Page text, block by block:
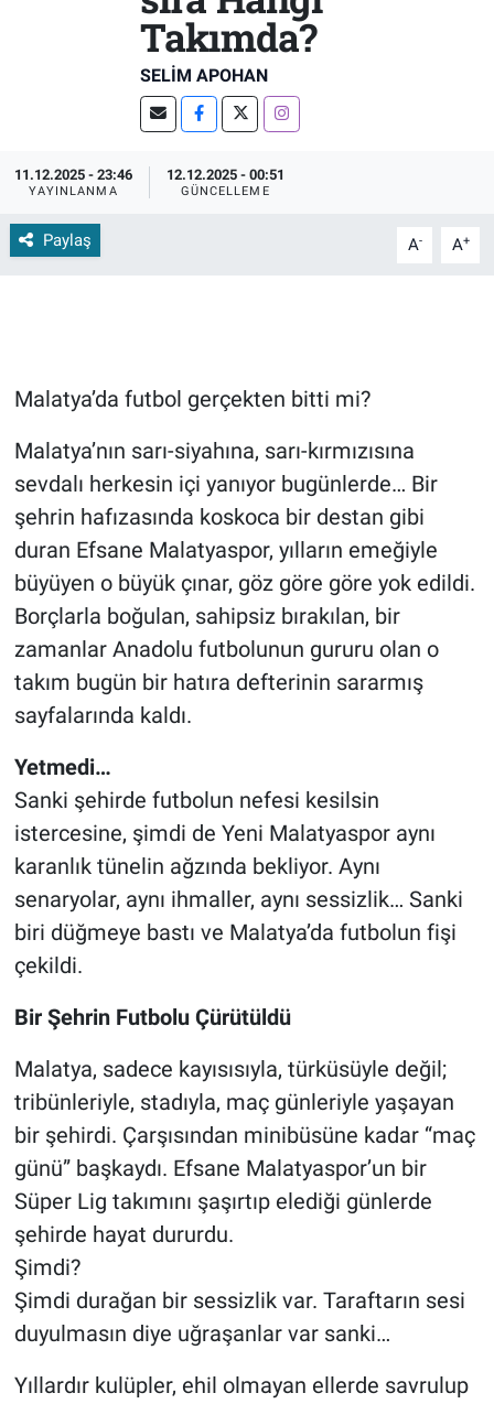
Takımda?
SELIM APOHAN
11.12.2025 - 23:46
YAYINLANMA
12.12.2025 - 00:51
GÜNCELLEME
Paylaş A- A+
Malatya’da futbol gerçekten bitti mi?
Malatya’nın sarı-siyahına, sarı-kırmızısına
sevdalı herkesin içi yanıyor bugünlerde… Bir
şehrin hafızasında koskoca bir destan gibi
duran Efsane Malatyaspor, yılların emeğiyle
büyüyen o büyük çınar, göz göre göre yok edildi.
Borçlarla boğulan, sahipsiz bırakılan, bir
zamanlar Anadolu futbolunun gururu olan o
takım bugün bir hatıra defterinin sararmış
sayfalarında kaldı.
Yetmedi…
Sanki şehirde futbolun nefesi kesilsin
istercesine, şimdi de Yeni Malatyaspor aynı
karanlık tünelin ağzında bekliyor. Aynı
senaryolar, aynı ihmaller, aynı sessizlik… Sanki
biri düğmeye bastı ve Malatya’da futbolun fişi
çekildi.
Bir Şehrin Futbolu Çürütüldü
Malatya, sadece kayısısıyla, türküsüyle değil;
tribünleriyle, stadıyla, maç günleriyle yaşayan
bir şehirdi. Çarşısından minibüsüne kadar “maç
günü” başkaydı. Efsane Malatyaspor’un bir
Süper Lig takımını şaşırtıp elediği günlerde
şehirde hayat dururdu.
Şimdi?
Şimdi durağan bir sessizlik var. Taraftarın sesi
duyulmasın diye uğraşanlar var sanki…
Yıllardır kulüpler, ehil olmayan ellerde savrulup